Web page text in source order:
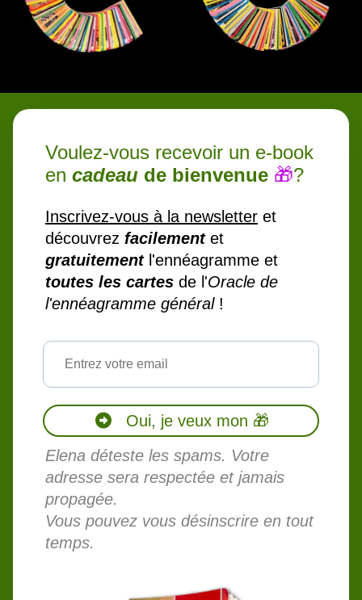
Voulez-vous recevoir un e-book
en cadeau de bienvenue 🎁?
Inscrivez-vous à la newsletter et
découvrez facilement et
gratuitement l'ennéagramme et
toutes les cartes de l'Oracle de
l'ennéagramme général!
Oui, je veux mon 🎁
Elena déteste les spams. Votre
adresse sera respectée et jamais
propagée.
Vous pouvez vous désinscrire en tout
temps.